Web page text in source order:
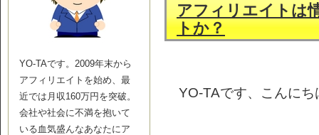
アフィリエイトは
トか？
YO-TAです、こんにち
YO-TAです。2009年末から
アフィリエイトを始め、最
近では月収160万円を突破。
会社や社会に不満を抱いて
いる血気盛んなあなたにア